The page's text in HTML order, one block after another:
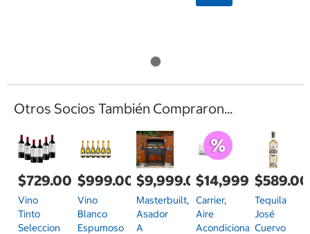
Otros Socios También Compraron...
$729.00
Vino
Tinto
Seleccion
$999.00
Vino
Blanco
Espumoso
$9,999.00
Masterbuilt,
Asador
A
$14,999.00
Carrier,
Aire
Acondicionado
$589.00
Tequila
José
Cuervo